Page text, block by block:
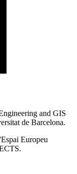
and GIS
de Barcelona.
Europeu